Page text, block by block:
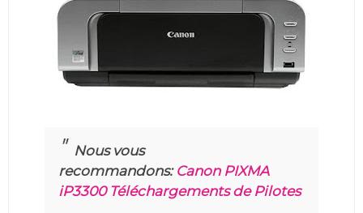
Nous vous
recommandons: Canon PIXMA
iP3300 Téléchargements de Pilotes